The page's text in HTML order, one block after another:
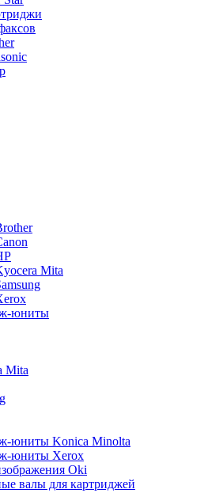
Mita
юниты
Mita
юниты Konica Minolta
юниты Xerox
Oki
валы для картриджей